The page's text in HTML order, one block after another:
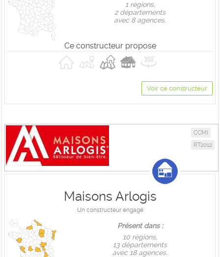
1 règions,
2 départements
avec 8 agences.
Ce constructeur propose
Voir ce constructeur
CCMI
RT2012
Maisons Arlogis
Un constructeur engagé
Présent dans :
10 règions,
13 départements
avec 18 agences.